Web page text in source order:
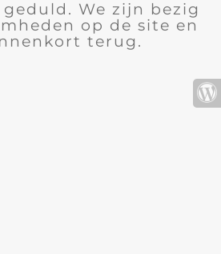
We zijn bezig
op de site en
terug.